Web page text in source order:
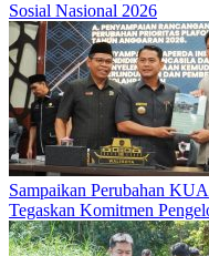
Sosial Nasional 2026
Sampaikan Perubahan
Tegaskan Komitmen